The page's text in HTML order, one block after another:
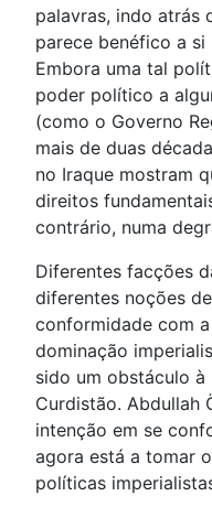
palavras, indo atrás
parece benéfico a
Embora uma tal
poder político a
(como o Governo
mais de duas
no Iraque mostram
direitos
contrário, numa
Diferentes facções
diferentes noções
conformidade com
dominação
sido um obstáculo
Curdistão. Abdullah
intenção em se
agora está a tomar
políticas